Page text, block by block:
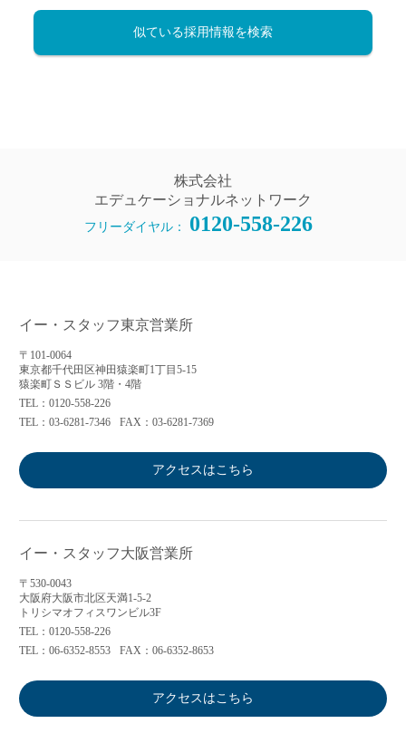
似ている採用情報を検索
株式会社
エデュケーショナルネットワーク
フリーダイヤル： 0120-558-226
イー・スタッフ東京営業所
〒101-0064
東京都千代田区神田猿楽町1丁目5-15
猿楽町ＳＳビル 3階・4階
TEL：0120-558-226
TEL：03-6281-7346
FAX：03-6281-7369
アクセスはこちら
イー・スタッフ大阪営業所
〒530-0043
大阪府大阪市北区天満1-5-2
トリシマオフィスワンビル3F
TEL：0120-558-226
TEL：06-6352-8553
FAX：06-6352-8653
アクセスはこちら